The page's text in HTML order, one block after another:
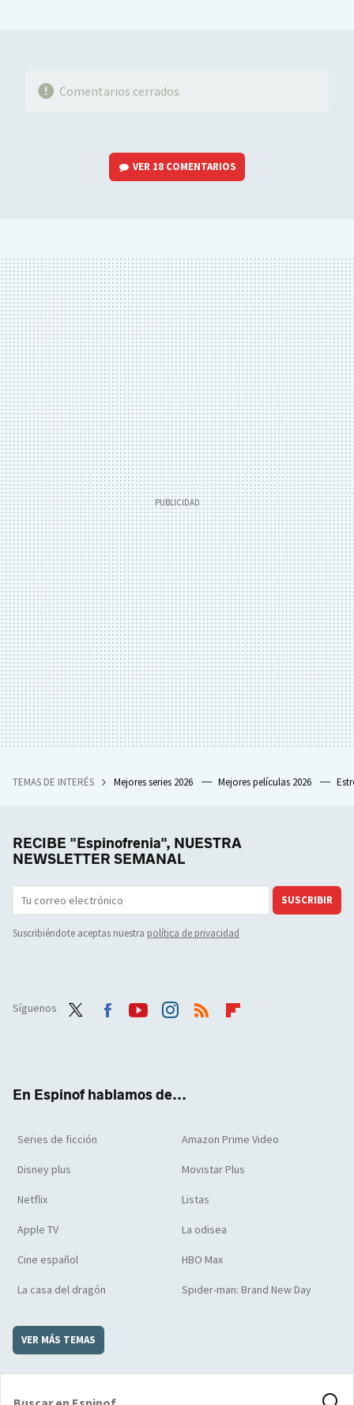
Comentarios cerrados
VER 18 COMENTARIOS
TEMAS DE INTERÉS Mejores series 2026 Mejores películas 2026
RECIBE "Espinofrenia", NUESTRA
NEWSLETTER SEMANAL
SUSCRIBIR
Suscribiéndote aceptas nuestra política de privacidad
Síguenos
En Espinof hablamos de...
Series de ficción Amazon Prime Video
Disney plus Movistar Plus
Netflix Listas
Apple TV La odisea
Cine español HBO Max
La casa del dragón Spider-man: Brand New Day
VER MÁS TEMAS